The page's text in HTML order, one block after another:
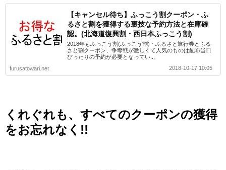
【キャンセル待ち】ふっこう割クーポン・ふ
るさと割を獲得する裏技な予約方法と在庫確
認。(北海道復興割・西日本ふっこう割)
2018年もふっこう割(ふっこう割)・ふるさと旅行券とふる
さと割クーポン、争奪戦が激しくて人気のものは配布当日
ぴったりの予約が必要となってい...
furusatowari.net
2018-10-17 10:05
くれぐれも、すべてのクーポンの獲得
をお忘れなく!!